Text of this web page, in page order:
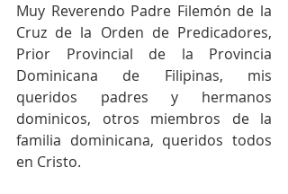
Muy Reverendo Padre Filemón de la
Cruz de la Orden de Predicadores,
Prior Provincial de la Provincia
Dominicana de Filipinas, mis
queridos padres y hermanos
dominicos, otros miembros de la
familia dominicana, queridos todos
en Cristo.